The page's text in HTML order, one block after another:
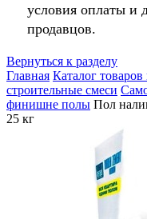
условия оплаты и
продавцов.
Вернуться к разделу
Главная Каталог товаров
строительные смеси
финишне полы Пол
25 кг